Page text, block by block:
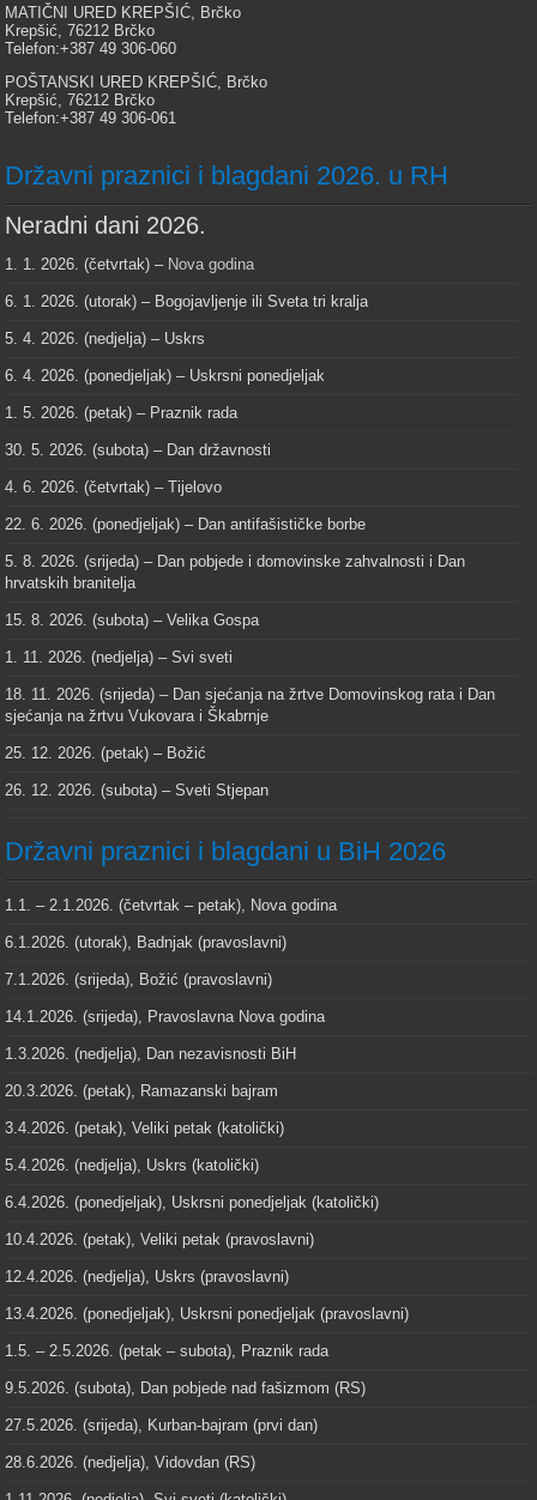
MATIČNI URED KREPŠIĆ, Brčko
Krepšić, 76212 Brčko
Telefon:+387 49 306-060
POŠTANSKI URED KREPŠIĆ, Brčko
Krepšić, 76212 Brčko
Telefon:+387 49 306-061
Državni praznici i blagdani 2026. u RH
Neradni dani 2026.
1. 1. 2026. (četvrtak) – Nova godina
6. 1. 2026. (utorak) – Bogojavljenje ili Sveta tri kralja
5. 4. 2026. (nedjelja) – Uskrs
6. 4. 2026. (ponedjeljak) – Uskrsni ponedjeljak
1. 5. 2026. (petak) – Praznik rada
30. 5. 2026. (subota) – Dan državnosti
4. 6. 2026. (četvrtak) – Tijelovo
22. 6. 2026. (ponedjeljak) – Dan antifašističke borbe
5. 8. 2026. (srijeda) – Dan pobjede i domovinske zahvalnosti i Dan
hrvatskih branitelja
15. 8. 2026. (subota) – Velika Gospa
1. 11. 2026. (nedjelja) – Svi sveti
18. 11. 2026. (srijeda) – Dan sjećanja na žrtve Domovinskog rata i Dan
sjećanja na žrtvu Vukovara i Škabrnje
25. 12. 2026. (petak) – Božić
26. 12. 2026. (subota) – Sveti Stjepan
Državni praznici i blagdani u BiH 2026
1.1. – 2.1.2026. (četvrtak – petak), Nova godina
6.1.2026. (utorak), Badnjak (pravoslavni)
7.1.2026. (srijeda), Božić (pravoslavni)
14.1.2026. (srijeda), Pravoslavna Nova godina
1.3.2026. (nedjelja), Dan nezavisnosti BiH
20.3.2026. (petak), Ramazanski bajram
3.4.2026. (petak), Veliki petak (katolički)
5.4.2026. (nedjelja), Uskrs (katolički)
6.4.2026. (ponedjeljak), Uskrsni ponedjeljak (katolički)
10.4.2026. (petak), Veliki petak (pravoslavni)
12.4.2026. (nedjelja), Uskrs (pravoslavni)
13.4.2026. (ponedjeljak), Uskrsni ponedjeljak (pravoslavni)
1.5. – 2.5.2026. (petak – subota), Praznik rada
9.5.2026. (subota), Dan pobjede nad fašizmom (RS)
27.5.2026. (srijeda), Kurban-bajram (prvi dan)
28.6.2026. (nedjelja), Vidovdan (RS)